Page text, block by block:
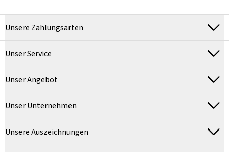
Unsere Zahlungsarten
Unser Service
Unser Angebot
Unser Unternehmen
Unsere Auszeichnungen